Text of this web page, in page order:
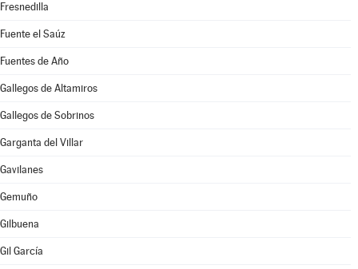
Fresnedilla
Fuente el Saúz
Fuentes de Año
Gallegos de Altamiros
Gallegos de Sobrinos
Garganta del Villar
Gavilanes
Gemuño
Gilbuena
Gil García